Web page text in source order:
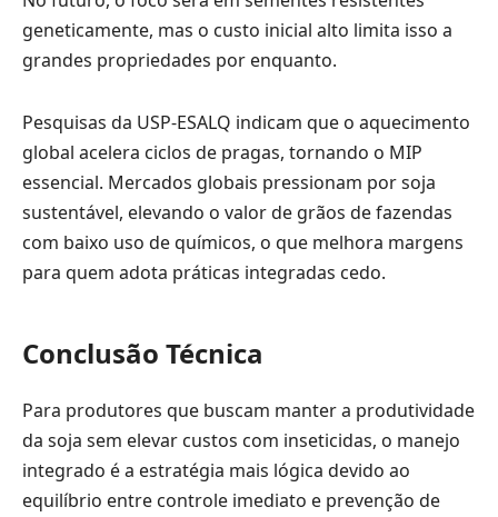
geneticamente, mas o custo inicial alto limita isso a
grandes propriedades por enquanto.
Pesquisas da USP-ESALQ indicam que o aquecimento
global acelera ciclos de pragas, tornando o MIP
essencial. Mercados globais pressionam por soja
sustentável, elevando o valor de grãos de fazendas
com baixo uso de químicos, o que melhora margens
para quem adota práticas integradas cedo.
Conclusão Técnica
Para produtores que buscam manter a produtividade
da soja sem elevar custos com inseticidas, o manejo
integrado é a estratégia mais lógica devido ao
equilíbrio entre controle imediato e prevenção de